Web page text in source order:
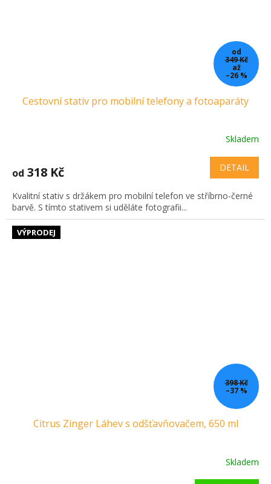
od
349 Kč
až
–26 %
Cestovní stativ pro mobilní telefony a fotoaparáty
Skladem
od 318 Kč DETAIL
Kvalitní stativ s držákem pro mobilní telefon ve stříbrno-černé
barvě. S tímto stativem si uděláte fotografii...
VÝPRODEJ
398 Kč
–37 %
Citrus Zinger Láhev s odšťavňovačem, 650 ml
Skladem